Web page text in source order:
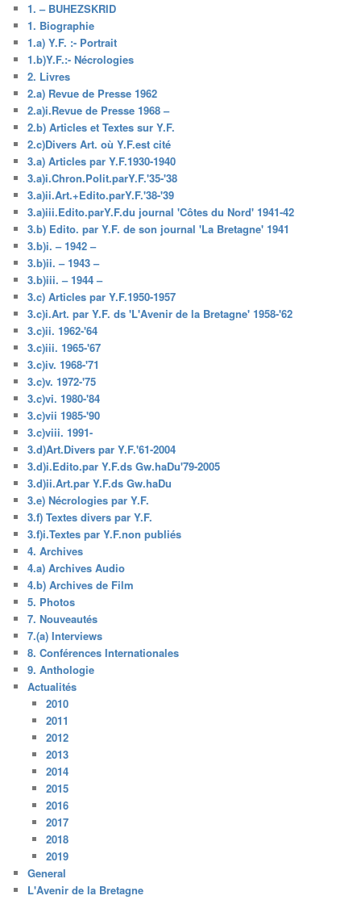
1. – BUHEZSKRID
1. Biographie
1.a) Y.F. :- Portrait
1.b)Y.F.:- Nécrologies
2. Livres
2.a) Revue de Presse 1962
2.a)i.Revue de Presse 1968 –
2.b) Articles et Textes sur Y.F.
2.c)Divers Art. où Y.F.est cité
3.a) Articles par Y.F.1930-1940
3.a)i.Chron.Polit.parY.F.'35-'38
3.a)ii.Art.+Edito.parY.F.'38-'39
3.a)iii.Edito.parY.F.du journal 'Côtes du Nord' 1941-42
3.b) Edito. par Y.F. de son journal 'La Bretagne' 1941
3.b)i. – 1942 –
3.b)ii. – 1943 –
3.b)iii. – 1944 –
3.c) Articles par Y.F.1950-1957
3.c)i.Art. par Y.F. ds 'L'Avenir de la Bretagne' 1958-'62
3.c)ii. 1962-'64
3.c)iii. 1965-'67
3.c)iv. 1968-'71
3.c)v. 1972-'75
3.c)vi. 1980-'84
3.c)vii 1985-'90
3.c)viii. 1991-
3.d)Art.Divers par Y.F.'61-2004
3.d)i.Edito.par Y.F.ds Gw.haDu'79-2005
3.d)ii.Art.par Y.F.ds Gw.haDu
3.e) Nécrologies par Y.F.
3.f) Textes divers par Y.F.
3.f)i.Textes par Y.F.non publiés
4. Archives
4.a) Archives Audio
4.b) Archives de Film
5. Photos
7. Nouveautés
7.(a) Interviews
8. Conférences Internationales
9. Anthologie
Actualités
2010
2011
2012
2013
2014
2015
2016
2017
2018
2019
General
L'Avenir de la Bretagne